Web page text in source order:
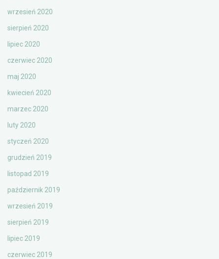
wrzesień 2020
sierpień 2020
lipiec 2020
czerwiec 2020
maj 2020
kwiecień 2020
marzec 2020
luty 2020
styczeń 2020
grudzień 2019
listopad 2019
październik 2019
wrzesień 2019
sierpień 2019
lipiec 2019
czerwiec 2019